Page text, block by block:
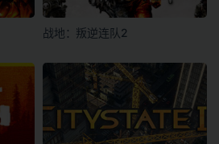
战地：叛逆连队2